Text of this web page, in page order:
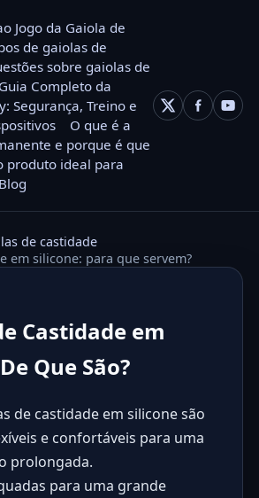
Jogo da Gaiola de
de gaiolas de
sobre gaiolas de
Completo da
Segurança, Treino e
O que é a
e porque é que
produto ideal para
Blog
de castidade
em silicone: para que servem?
Castidade em
Que São?
de castidade em silicone são
e confortáveis para uma
prolongada.
para uma grande